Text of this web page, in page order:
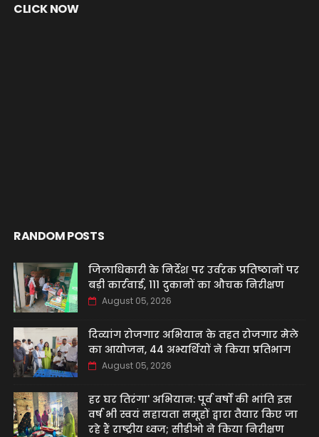
CLICK NOW
RANDOM POSTS
जिलाधिकारी के निर्देश पर उर्वरक प्रतिष्ठानों पर
बड़ी कार्रवाई, 111 दुकानों का औचक निरीक्षण
August 05, 2026
दिव्यांग रोजगार अभियान के तहत रोजगार मेले
का आयोजन, 44 अभ्यर्थियों ने किया प्रतिभाग
August 05, 2026
हर घर तिरंगा' अभियान: पूर्व वर्षों की भांति इस
वर्ष भी स्वयं सहायता समूहों द्वारा तैयार किए जा
रहे हैं राष्ट्रीय ध्वज; सीडीओ ने किया निरीक्षण